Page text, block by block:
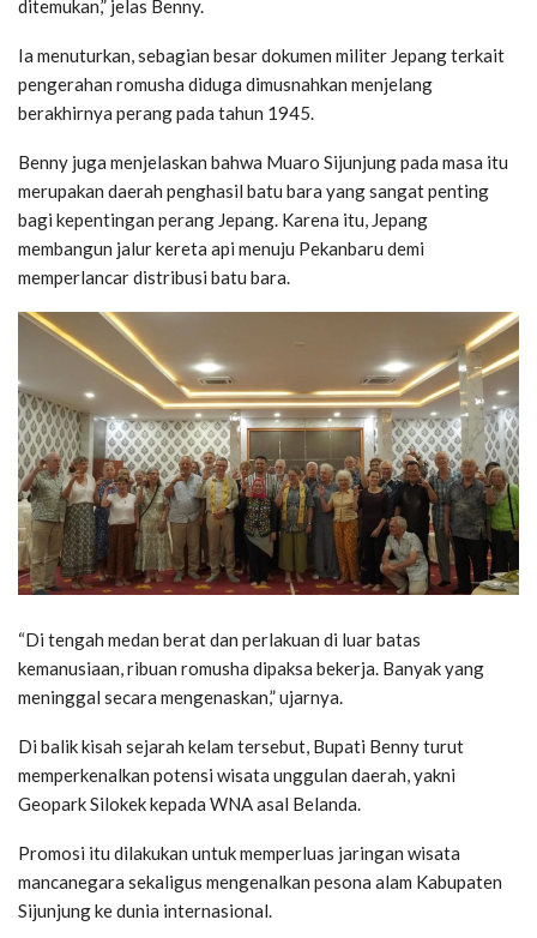
ditemukan,” jelas Benny.
Ia menuturkan, sebagian besar dokumen militer Jepang terkait
pengerahan romusha diduga dimusnahkan menjelang
berakhirnya perang pada tahun 1945.
Benny juga menjelaskan bahwa Muaro Sijunjung pada masa itu
merupakan daerah penghasil batu bara yang sangat penting
bagi kepentingan perang Jepang. Karena itu, Jepang
membangun jalur kereta api menuju Pekanbaru demi
memperlancar distribusi batu bara.
“Di tengah medan berat dan perlakuan di luar batas
kemanusiaan, ribuan romusha dipaksa bekerja. Banyak yang
meninggal secara mengenaskan,” ujarnya.
Di balik kisah sejarah kelam tersebut, Bupati Benny turut
memperkenalkan potensi wisata unggulan daerah, yakni
Geopark Silokek kepada WNA asal Belanda.
Promosi itu dilakukan untuk memperluas jaringan wisata
mancanegara sekaligus mengenalkan pesona alam Kabupaten
Sijunjung ke dunia internasional.